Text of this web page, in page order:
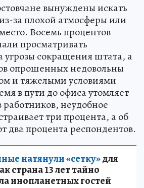
вынуждены искать
за плохой атмосферы или
Восемь процентов
просматривать
угрозы сокращения штата, а
опрошенных недовольны
и тяжелыми условиями
в пути до офиса утомляет
неудобное
три процента, а об
два процента респондентов.
натянули «сетку»для
страна 13 лет тайно
инопланетных гостей